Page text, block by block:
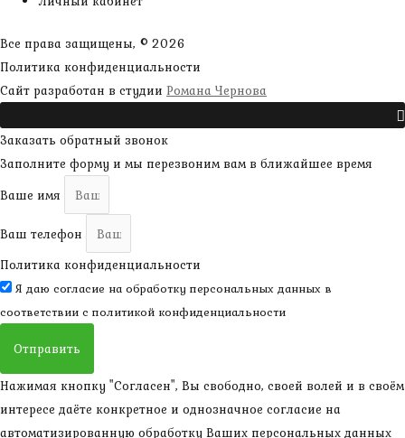
Все права защищены, © 2026
Политика конфиденциальности
Сайт разработан в студии Романа Чернова
Заказать обратный звонок
Заполните форму и мы перезвоним вам в ближайшее время
Ваше имя
Ваш телефон
Политика конфиденциальности
Я даю согласие на обработку персональных данных в
соответствии с политикой конфиденциальности
Отправить
Нажимая кнопку "Согласен", Вы свободно, своей волей и в своём
интересе даёте конкретное и однозначное согласие на
автоматизированную обработку Ваших персональных данных